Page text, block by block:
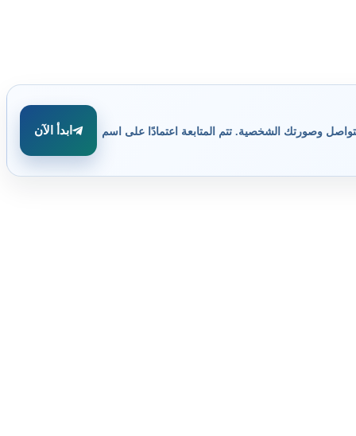
وصورتك الشخصية. تتم المتابعة اعتمادًا على اسم ابدأ الآن